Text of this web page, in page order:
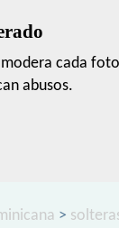
cada
abusos.
>